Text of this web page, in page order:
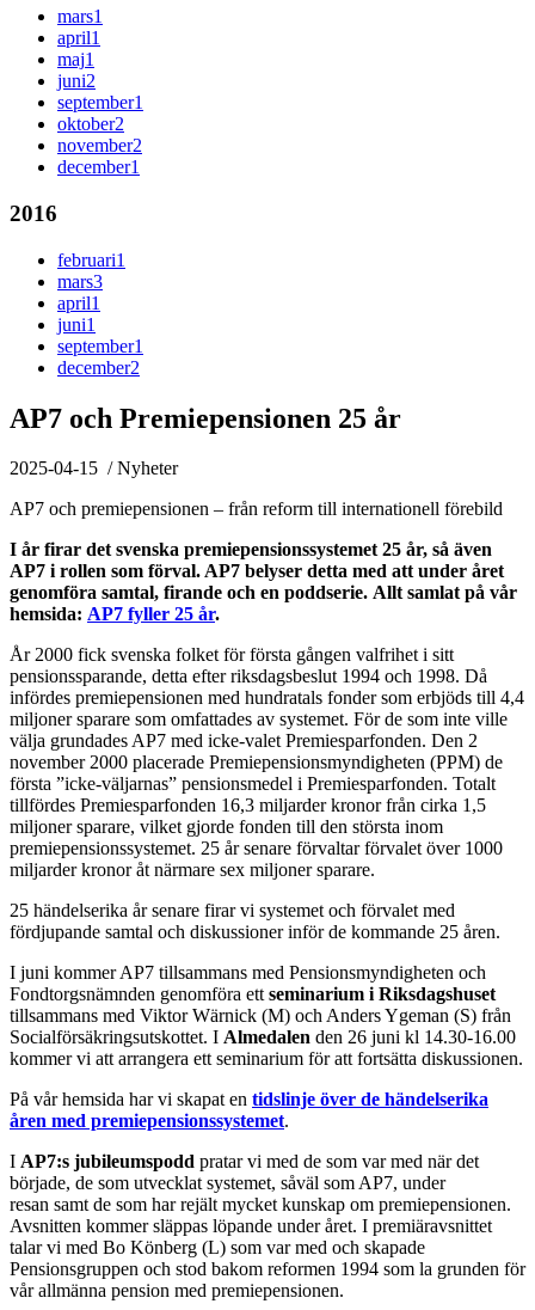
mars1
april1
maj1
juni2
september1
oktober2
november2
december1
2016
februari1
mars3
april1
juni1
september1
december2
AP7 och Premiepensionen 25 år
2025-04-15 / Nyheter
AP7 och premiepensionen – från reform till internationell förebild
I år firar det svenska premiepensionssystemet 25 år, så även
AP7 i rollen som förval. AP7 belyser detta med att under året
genomföra samtal, firande och en poddserie. Allt samlat på vår
hemsida: AP7 fyller 25 år.
År 2000 fick svenska folket för första gången valfrihet i sitt
pensionssparande, detta efter riksdagsbeslut 1994 och 1998. Då
infördes premiepensionen med hundratals fonder som erbjöds till 4,4
miljoner sparare som omfattades av systemet. För de som inte ville
välja grundades AP7 med icke-valet Premiesparfonden. Den 2
november 2000 placerade Premiepensionsmyndigheten (PPM) de
första ”icke-väljarnas” pensionsmedel i Premiesparfonden. Totalt
tillfördes Premiesparfonden 16,3 miljarder kronor från cirka 1,5
miljoner sparare, vilket gjorde fonden till den största inom
premiepensionssystemet. 25 år senare förvaltar förvalet över 1000
miljarder kronor åt närmare sex miljoner sparare.
25 händelserika år senare firar vi systemet och förvalet med
fördjupande samtal och diskussioner inför de kommande 25 åren.
I juni kommer AP7 tillsammans med Pensionsmyndigheten och
Fondtorgsnämnden genomföra ettseminarium i Riksdagshuset
tillsammans med Viktor Wärnick (M) och Anders Ygeman (S) från
Socialförsäkringsutskottet. I Almedalen den 26 juni kl 14.30-16.00
kommer vi att arrangera ett seminarium för att fortsätta diskussionen.
På vår hemsida har vi skapat en tidslinje över de händelserika
åren med premiepensionssystemet.
I AP7:s jubileumspodd pratar vi med de som var med när det
började, de som utvecklat systemet, såväl som AP7, under
resan samt de som har rejält mycket kunskap om premiepensionen.
Avsnitten kommer släppas löpande under året. I premiäravsnittet
talar vi med Bo Könberg (L) som var med och skapade
Pensionsgruppen och stod bakom reformen 1994 som la grunden för
vår allmänna pension med premiepensionen.